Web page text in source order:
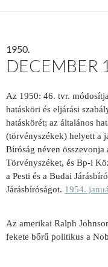
1950.
DECEMBER
Az 1950: 46. tvr.
hatásköri és eljárási
hatáskörét; az általános
(törvényszékek) helyett a
Bíróság néven
Törvényszéket, és Bp-i
a Pesti és a Budai
Járásbíróságot. 1954.
Az amerikai Ralph
fekete bőrű politikus a